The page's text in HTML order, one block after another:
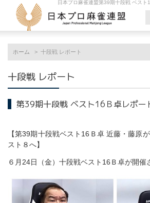
日本プロ麻雀連盟第39期十段戦 ベス
ホーム 十段戦 レポート
十段戦 レポート
第39期十段戦 ベスト16Ｂ卓レポー
【第39期十段戦ベスト16Ｂ卓 近藤・藤原
スト８へ】
６月24日（金）十段戦ベスト16Ｂ卓が開催